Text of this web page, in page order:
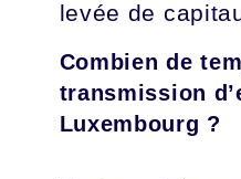
levée de
Combien de
transmission
Luxembourg ?